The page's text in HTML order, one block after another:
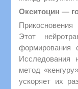
Окситоцин —
Этот
формирования
Исследования
метод
ускоряет их